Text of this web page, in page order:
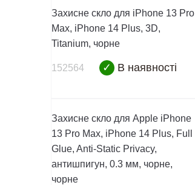
Захисне скло для iPhone 13 Pro
Max, iPhone 14 Plus, 3D,
Titanium, чорне
152564 ✓ В наявності
Захисне скло для Apple iPhone
13 Pro Max, iPhone 14 Plus, Full
Glue, Anti-Static Privacy,
антишпигун, 0.3 мм, чорне,
чорне